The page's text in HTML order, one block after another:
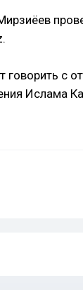
с
Ислама